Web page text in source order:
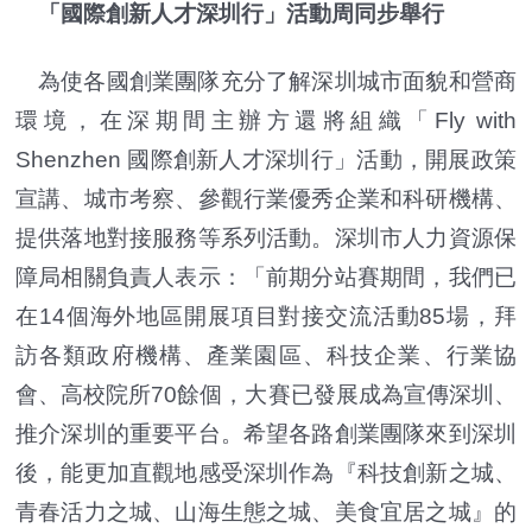
「國際創新人才深圳行」活動周同步舉行
為使各國創業團隊充分了解深圳城市面貌和營商
環境，在深期間主辦方還將組織「Fly with
Shenzhen 國際創新人才深圳行」活動，開展政策
宣講、城市考察、參觀行業優秀企業和科研機構、
提供落地對接服務等系列活動。深圳市人力資源保
障局相關負責人表示：「前期分站賽期間，我們已
在14個海外地區開展項目對接交流活動85場，拜
訪各類政府機構、產業園區、科技企業、行業協
會、高校院所70餘個，大賽已發展成為宣傳深圳、
推介深圳的重要平台。希望各路創業團隊來到深圳
後，能更加直觀地感受深圳作為『科技創新之城、
青春活力之城、山海生態之城、美食宜居之城』的